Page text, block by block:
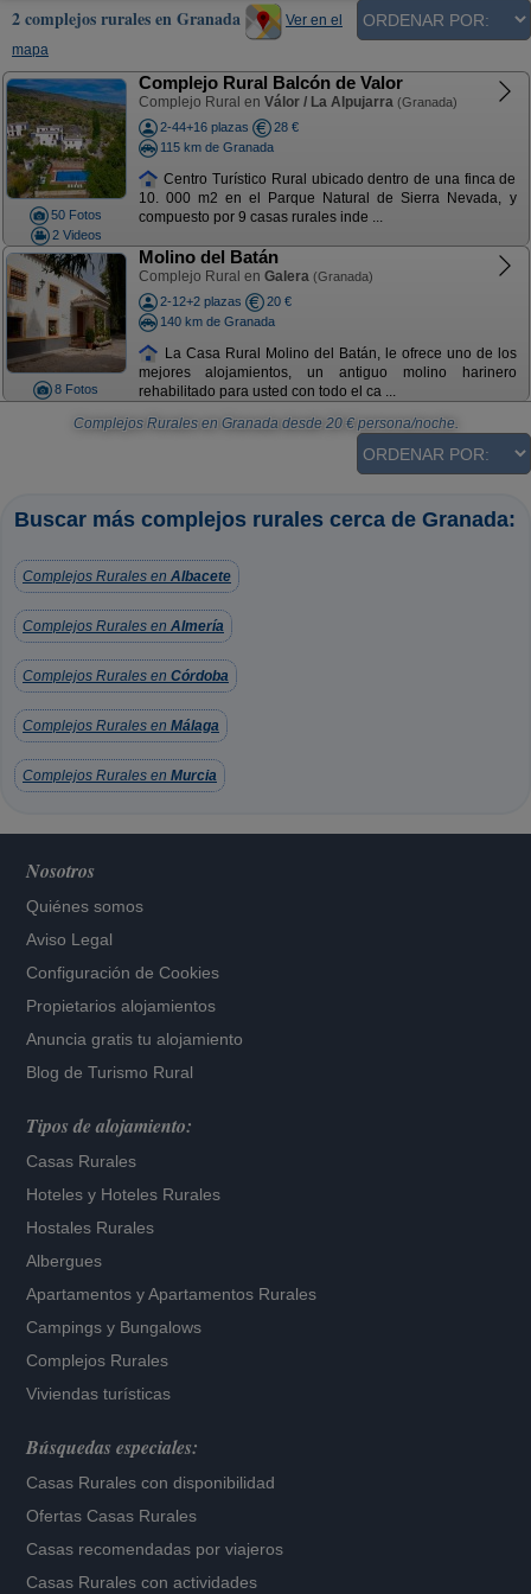
2 complejos rurales en Granada
Ver en el
mapa
50 Fotos
2 Videos
Complejo Rural Balcón de Valor
Complejo Rural en Válor / La Alpujarra (Granada)
2-44+16 plazas
28 €
115 km de Granada
Centro Turístico Rural ubicado dentro de una finca de
10. 000 m2 en el Parque Natural de Sierra Nevada, y
compuesto por 9 casas rurales inde ...
8 Fotos
Molino del Batán
Complejo Rural en Galera (Granada)
2-12+2 plazas
20 €
140 km de Granada
La Casa Rural Molino del Batán, le ofrece uno de los
mejores alojamientos, un antiguo molino harinero
rehabilitado para usted con todo el ca ...
Complejos Rurales en Granada desde 20€ persona/noche.
Buscar más complejos rurales cerca de Granada:
Complejos Rurales en Albacete
Complejos Rurales en Almería
Complejos Rurales en Córdoba
Complejos Rurales en Málaga
Complejos Rurales en Murcia
Nosotros
Quiénes somos
Aviso Legal
Configuración de Cookies
Propietarios alojamientos
Anuncia gratis tu alojamiento
Blog de Turismo Rural
Tipos de alojamiento:
Casas Rurales
Hoteles y Hoteles Rurales
Hostales Rurales
Albergues
Apartamentos yApartamentos Rurales
Campings y Bungalows
Complejos Rurales
Viviendas turísticas
Búsquedas especiales:
Casas Rurales con disponibilidad
Ofertas Casas Rurales
Casas recomendadas por viajeros
Casas Rurales con actividades